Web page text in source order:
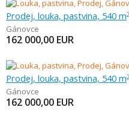
Prodej, louka, pastvina, 540 m2
Gánovce
162 000,00 EUR
Prodej, louka, pastvina, 540 m2
Gánovce
162 000,00 EUR